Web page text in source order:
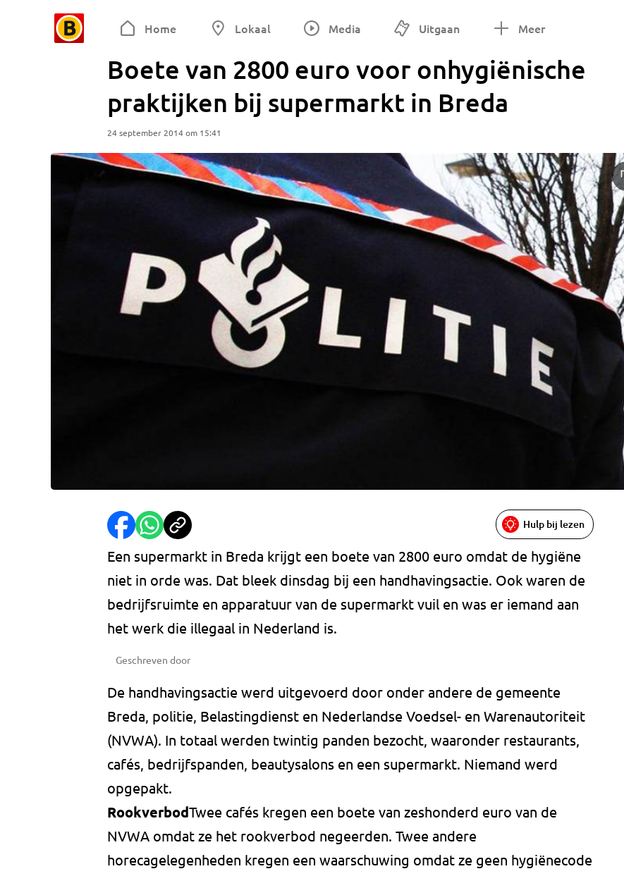
Home Lokaal Media Uitgaan Meer
Boete van 2800 euro voor onhygiënische
praktijken bij supermarkt in Breda
24 september 2014 om 15:41
Hulp bij lezen
Een supermarkt in Breda krijgt een boete van 2800 euro omdat de hygiëne
niet in orde was. Dat bleek dinsdag bij een handhavingsactie. Ook waren de
bedrijfsruimte en apparatuur van de supermarkt vuil en was er iemand aan
het werk die illegaal in Nederland is.
Geschreven door
De handhavingsactie werd uitgevoerd door onder andere de gemeente
Breda, politie, Belastingdienst en Nederlandse Voedsel- en Warenautoriteit
(NVWA). In totaal werden twintig panden bezocht, waaronder restaurants,
cafés, bedrijfspanden, beautysalons en een supermarkt. Niemand werd
opgepakt.
RookverbodTwee cafés kregen een boete van zeshonderd euro van de
NVWA omdat ze het rookverbod negeerden. Twee andere
horecagelegenheden kregen een waarschuwing omdat ze geen hygiënecode